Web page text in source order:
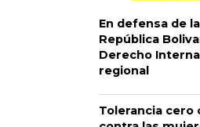
En defensa de
República
Derecho
regional
Tolerancia cero